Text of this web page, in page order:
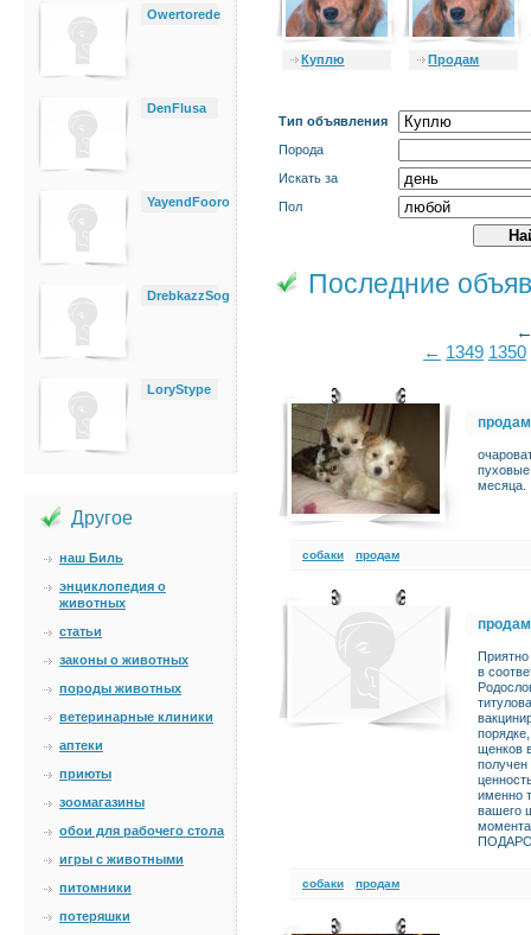
Owertorede
DenFlusa
YayendFooro
DrebkazzSog
LoryStype
Другое
наш Биль
энциклопедия о
животных
статьи
законы о животных
породы животных
ветеринарные клиники
аптеки
приюты
зоомагазины
обои для рабочего стола
игры с животными
питомники
потеряшки
Куплю Продам
Тип объявления
Порода
Искать за
Пол
Последние
← 1349 1350
продам
пуховые
месяца.
cобаки продам
продам
в
щенков
получен
именно
вашего
момента
cобаки продам